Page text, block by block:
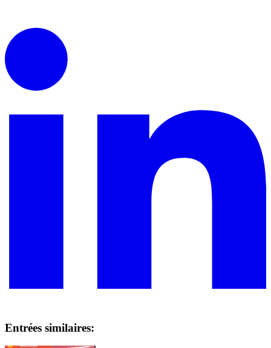
Entrées similaires: